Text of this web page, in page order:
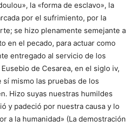
la «forma de esclavo», la
por el sufrimiento, por la
se hizo plenamente semejante a
en el pecado, para actuar como
entregado al servicio de los
de Cesarea, en el siglo iv,
sí mismo las pruebas de los
Hizo suyas nuestras humildes
y padeció por nuestra causa y lo
a la humanidad» (La demostración